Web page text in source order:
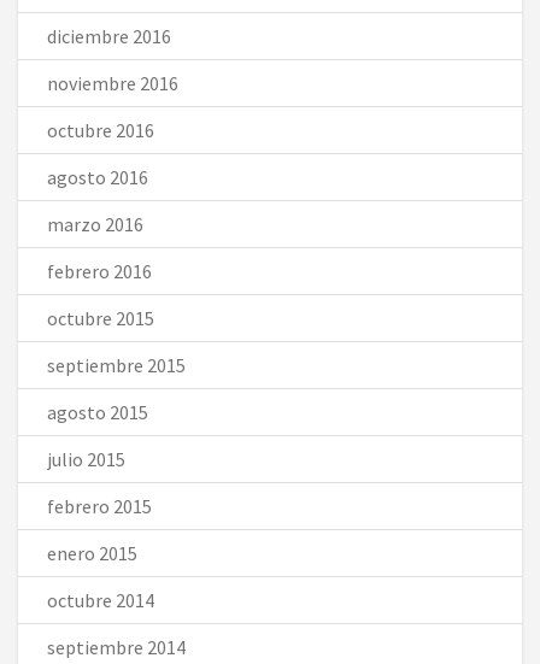
diciembre 2016
noviembre 2016
octubre 2016
agosto 2016
marzo 2016
febrero 2016
octubre 2015
septiembre 2015
agosto 2015
julio 2015
febrero 2015
enero 2015
octubre 2014
septiembre 2014